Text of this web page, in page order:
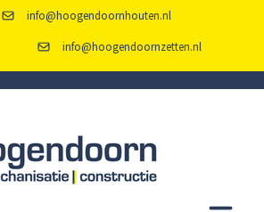
info@hoogendoornhouten.nl
info@hoogendoornzetten.nl